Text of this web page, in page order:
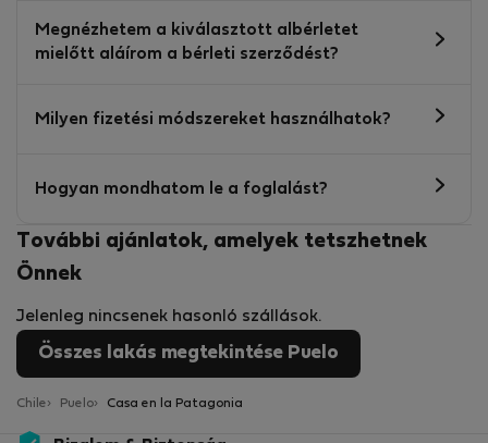
Megnézhetem a kiválasztott albérletet
mielőtt aláírom a bérleti szerződést?
Milyen fizetési módszereket használhatok?
Hogyan mondhatom le a foglalást?
További ajánlatok, amelyek tetszhetnek
Önnek
Jelenleg nincsenek hasonló szállások.
Összes lakás megtekintése Puelo
Chile Puelo Casa en la Patagonia